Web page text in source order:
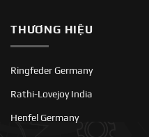
THƯƠNG HIỆU
Ringfeder Germany
Rathi-Lovejoy India
Henfel Germany